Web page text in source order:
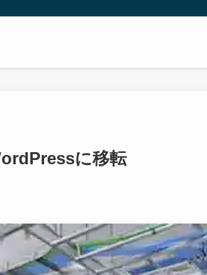
に移転